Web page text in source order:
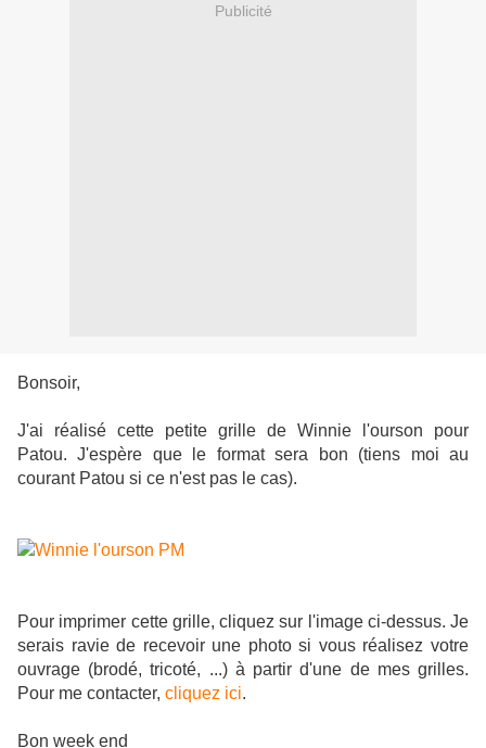
Publicité
Bonsoir,
J'ai réalisé cette petite grille de Winnie l'ourson pour
Patou. J'espère que le format sera bon (tiens moi au
courant Patou si ce n'est pas le cas).
Pour imprimer cette grille, cliquez sur l'image ci-dessus. Je
serais ravie de recevoir une photo si vous réalisez votre
ouvrage (brodé, tricoté, ...) à partir d'une de mes grilles.
Pour me contacter, cliquez ici.
Bon week end